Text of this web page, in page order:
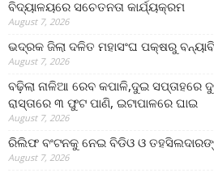
ବିଦ୍ୟାଳୟରେ ସଚେତନତା କାର୍ଯ୍ୟକ୍ରମ
August 7, 2026
ଭଦ୍ରକ ଜିଲା ଦଳିତ ମହାସଂଘ ପକ୍ଷରୁ
August 7, 2026
ବଢ଼ିଲା ନାଳିଆ ରେବ କପାଳି,ଦୁଇ ସପ୍ତାହରେ
ରାସ୍ତାରେ ୩ ଫୁଟ ପାଣି, ଇଟାପାଳରେ ଘାଇ
August 7, 2026
ରିଲିଫ ବଂଟନକୁ ନେଇ ବିଡିଓ ଓ
August 7, 2026